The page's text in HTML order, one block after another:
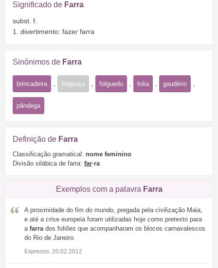
Significado de Farra
subst. f.
1. divertimento: fazer farra
Sinónimos de Farra
brincadeira folgança folguedo folia gaudério
pândega
Definição de Farra
Classificação gramatical: nome feminino
Divisão silábica de farra: far·ra
Exemplos com a palavra Farra
A proximidade do fim do mundo, pregada pela civilização Maia,
e até a crise europeia foram utilizadas hoje como pretexto para
a farrados foliões que acompanharam os blocos carnavalescos
do Rio de Janeiro.
Expresso, 20.02.2012